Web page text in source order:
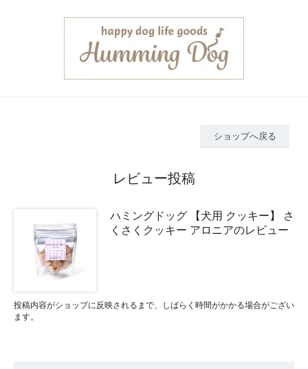
ショップへ戻る
レビュー投稿
ハミングドッグ 【犬用 クッキー】 さ
くさくクッキー アロニアのレビュー
投稿内容がショップに反映されるまで、しばらく時間がかかる場合がござい
ます。